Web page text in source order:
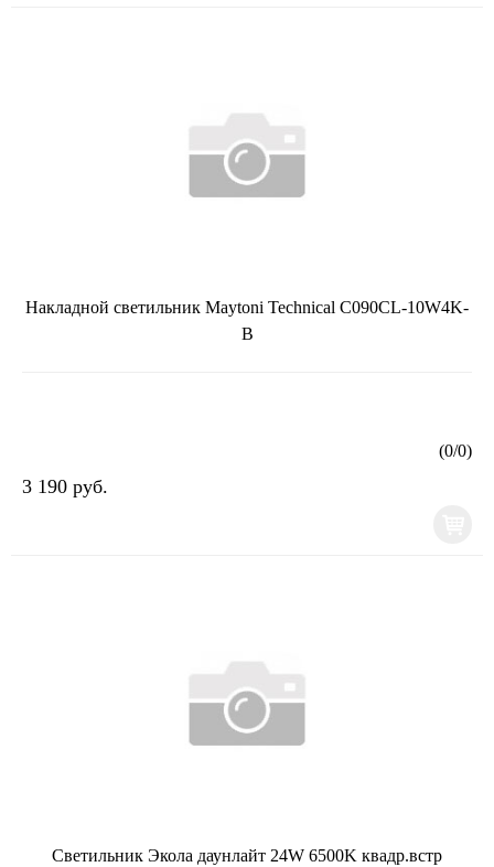
Накладной светильник Maytoni Technical C090CL-10W4K-
B
(0/0)
3 190 руб.
Светильник Экола даунлайт 24W 6500K квадр.встр